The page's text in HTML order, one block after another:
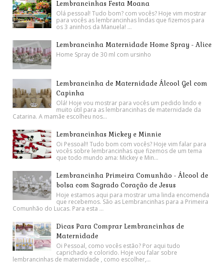
Lembrancinhas Festa Moana
Olá pessoal! Tudo bom? com vocês? Hoje vim mostrar
para vocês as lembrancinhas lindas que fizemos para
os 3 aninhos da Manuela! ...
Lembrancinha Maternidade Home Spray - Alice
Home Spray de 30 ml com ursinho
Lembrancinha de Maternidade Álcool Gel com
Capinha
Olá! Hoje vou mostrar para vocês um pedido lindo e
muito útil para as lembrancinhas de maternidade da
Catarina. A mamãe escolheu nos...
Lembrancinhas Mickey e Minnie
Oi Pessoal!! Tudo bom com vocês? Hoje vim falar para
vocês sobre lembrancinhas que fizemos de um tema
que todo mundo ama: Mickey e Min...
Lembrancinha Primeira Comunhão - Álcool de
bolsa com Sagrado Coração de Jesus
Hoje estamos aqui para mostrar uma linda encomenda
que recebemos. São as Lembrancinhas para a Primeira
Comunhão do Lucas. Para esta ...
Dicas Para Comprar Lembrancinhas de
Maternidade
Oi Pessoal, como vocês estão? Por aqui tudo
caprichado e colorido. Hoje vou falar sobre
lembrancinhas de maternidade , como escolher,...